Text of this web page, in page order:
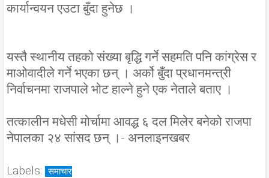
कार्यान्वयन एउटा बुँदा हुनेछ ।
यस्तै स्थानीय तहको संख्या बृद्धि गर्ने सहमति पनि कांग्रेस र
माओवादीले गर्ने भएका छन् । अर्को बुँदा प्रधानमन्त्री
निर्वाचनमा राजपाले भोट हाल्ने हुने एक नेताले बताए ।
तत्कालीन मधेसी मोर्चामा आवद्ध ६ दल मिलेर बनेको राजपा
नेपालका २४ सांसद छन् ।- अनलाइनखबर
Labels: समाचार